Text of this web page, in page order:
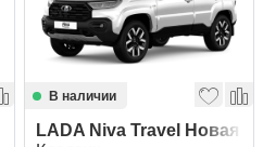
В наличии
LADA Niva Travel Новая